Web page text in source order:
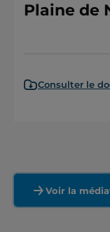
Plaine de
Consulter le
Voir la